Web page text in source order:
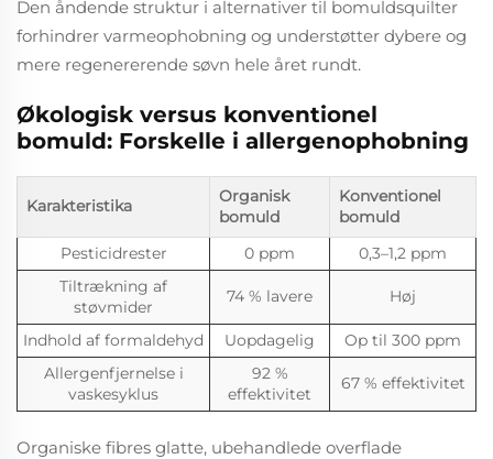
Den åndende struktur i alternativer til bomuldsquilter
forhindrer varmeophobning og understøtter dybere og
mere regenererende søvn hele året rundt.
Økologisk versus konventionel
bomuld: Forskelle i allergenophobning
Karakteristika
Organisk
bomuld
Konventionel
bomuld
Pesticidrester
0 ppm
0,3–1,2 ppm
Tiltrækning af
støvmider
74 % lavere Høj
Indhold af formaldehyd Uopdagelig
Op til 300 ppm
Allergenfjernelse i
vaskesyklus
92 %
effektivitet
67 % effektivitet
Organiske fibres glatte, ubehandlede overflade